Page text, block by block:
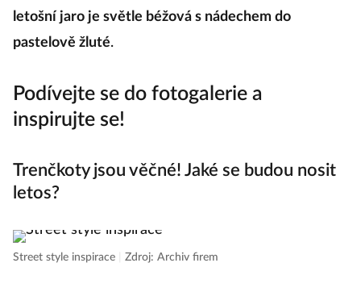
letošní jaro je světle béžová s nádechem do
pastelově žluté.
Podívejte se do fotogalerie a
inspirujte se!
Trenčkoty jsou věčné! Jaké se budou nosit
letos?
Street style inspirace Zdroj: Archiv firem